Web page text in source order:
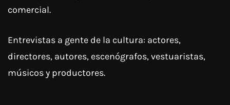
comercial.
Entrevistas a gente de la cultura: actores,
directores, autores, escenógrafos, vestuaristas,
músicos y productores.